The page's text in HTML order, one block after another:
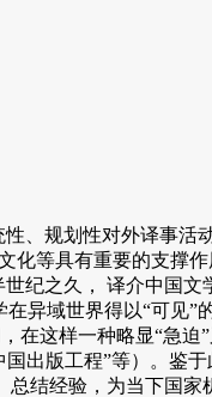
规划性对外译事活
化等具有重要的支撑
纪之久， 译介中国文
异域世界得以“可见”
在这样一种略显“急迫
出版工程”等）。鉴
结经验，为当下国